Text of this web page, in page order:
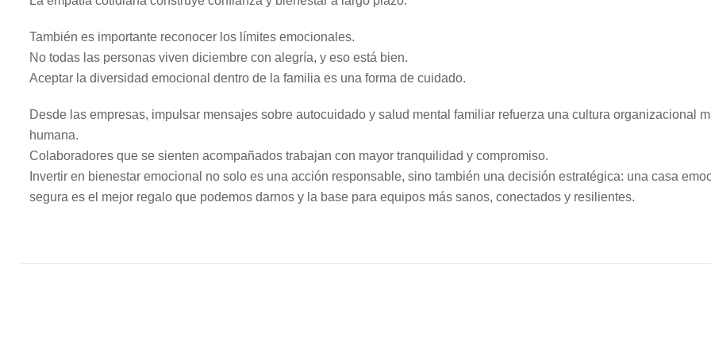
También es importante reconocer los límites emocionales.
No todas las personas viven diciembre con alegría, y eso está bien.
Aceptar la diversidad emocional dentro de la familia es una forma de cuidado.
Desde las empresas, impulsar mensajes sobre autocuidado y salud mental familiar refuerza una cultura organizacional
humana.
Colaboradores que se sienten acompañados trabajan con mayor tranquilidad y compromiso.
Invertir en bienestar emocional no solo es una acción responsable, sino también una decisión estratégica: una casa
segura es el mejor regalo que podemos darnos y la base para equipos más sanos, conectados y resilientes.